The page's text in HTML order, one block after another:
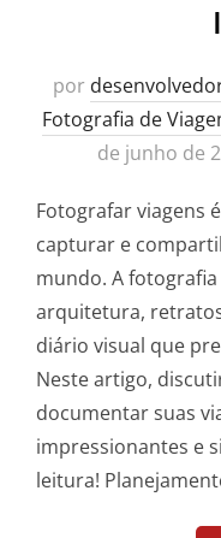
por
Fotografia de
de junho de
Fotografar viagens
capturar e
mundo. A
arquitetura,
diário visual que
Neste artigo,
documentar suas
impressionantes e
leitura!